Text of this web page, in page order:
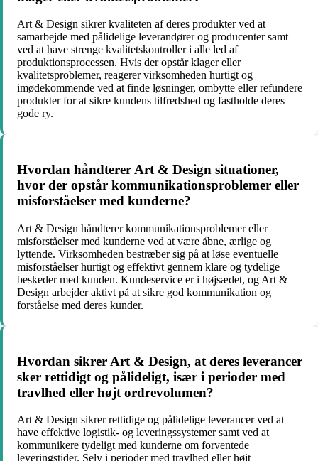
Art & Design sikrer kvaliteten af deres produkter ved at
samarbejde med pålidelige leverandører og producenter samt
ved at have strenge kvalitetskontroller i alle led af
produktionsprocessen. Hvis der opstår klager eller
kvalitetsproblemer, reagerer virksomheden hurtigt og
imødekommende ved at finde løsninger, ombytte eller refundere
produkter for at sikre kundens tilfredshed og fastholde deres
gode ry.
Hvordan håndterer Art & Design situationer,
hvor der opstår kommunikationsproblemer eller
misforståelser med kunderne?
Art & Design håndterer kommunikationsproblemer eller
misforståelser med kunderne ved at være åbne, ærlige og
lyttende. Virksomheden bestræber sig på at løse eventuelle
misforståelser hurtigt og effektivt gennem klare og tydelige
beskeder med kunden. Kundeservice er i højsædet, og Art &
Design arbejder aktivt på at sikre god kommunikation og
forståelse med deres kunder.
Hvordan sikrer Art & Design, at deres leverancer
sker rettidigt og pålideligt, især i perioder med
travlhed eller højt ordrevolumen?
Art & Design sikrer rettidige og pålidelige leverancer ved at
have effektive logistik- og leveringssystemer samt ved at
kommunikere tydeligt med kunderne om forventede
leveringstider. Selv i perioder med travlhed eller højt